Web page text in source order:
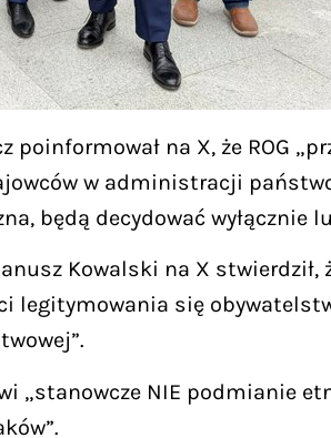
poinformował na X, że ROG
w administracji
będą decydować wyłącznie
Kowalski na X
legitymowania się
„stanowcze NIE podmianie